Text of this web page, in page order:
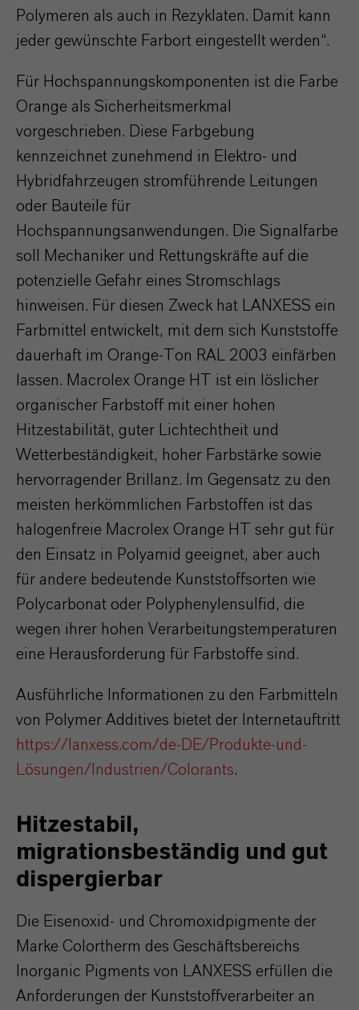
Polymeren als auch in Rezyklaten. Damit kann
jeder gewünschte Farbort eingestellt werden“.
Für Hochspannungskomponenten ist die Farbe
Orange als Sicherheitsmerkmal
vorgeschrieben. Diese Farbgebung
kennzeichnet zunehmend in Elektro- und
Hybridfahrzeugen stromführende Leitungen
oder Bauteile für
Hochspannungsanwendungen. Die Signalfarbe
soll Mechaniker und Rettungskräfte auf die
potenzielle Gefahr eines Stromschlags
hinweisen. Für diesen Zweck hat LANXESS ein
Farbmittel entwickelt, mit dem sich Kunststoffe
dauerhaft im Orange-Ton RAL 2003 einfärben
lassen. Macrolex Orange HT ist ein löslicher
organischer Farbstoff mit einer hohen
Hitzestabilität, guter Lichtechtheit und
Wetterbeständigkeit, hoher Farbstärke sowie
hervorragender Brillanz. Im Gegensatz zu den
meisten herkömmlichen Farbstoffen ist das
halogenfreie Macrolex Orange HT sehr gut für
den Einsatz in Polyamid geeignet, aber auch
für andere bedeutende Kunststoffsorten wie
Polycarbonat oder Polyphenylensulfid, die
wegen ihrer hohen Verarbeitungstemperaturen
eine Herausforderung für Farbstoffe sind.
Ausführliche Informationen zu den Farbmitteln
von Polymer Additives bietet der Internetauftritt
https://lanxess.com/de-DE/Produkte-und-
Lösungen/Industrien/Colorants.
Hitzestabil,
migrationsbeständig und gut
dispergierbar
Die Eisenoxid- und Chromoxidpigmente der
Marke Colortherm des Geschäftsbereichs
Inorganic Pigments von LANXESS erfüllen die
Anforderungen der Kunststoffverarbeiter an